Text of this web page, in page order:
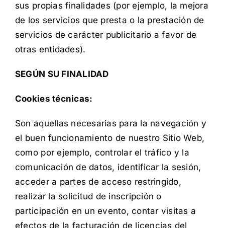
sus propias finalidades (por ejemplo, la mejora
de los servicios que presta o la prestación de
servicios de carácter publicitario a favor de
otras entidades).
SEGÚN SU FINALIDAD
Cookies técnicas:
Son aquellas necesarias para la navegación y
el buen funcionamiento de nuestro Sitio Web,
como por ejemplo, controlar el tráfico y la
comunicación de datos, identificar la sesión,
acceder a partes de acceso restringido,
realizar la solicitud de inscripción o
participación en un evento, contar visitas a
efectos de la facturación de licencias del